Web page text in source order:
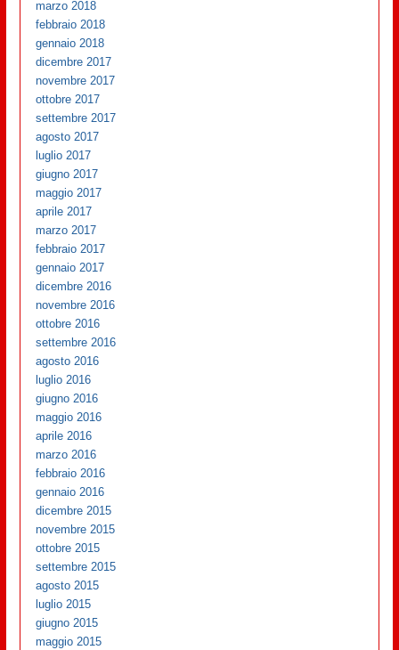
marzo 2018
febbraio 2018
gennaio 2018
dicembre 2017
novembre 2017
ottobre 2017
settembre 2017
agosto 2017
luglio 2017
giugno 2017
maggio 2017
aprile 2017
marzo 2017
febbraio 2017
gennaio 2017
dicembre 2016
novembre 2016
ottobre 2016
settembre 2016
agosto 2016
luglio 2016
giugno 2016
maggio 2016
aprile 2016
marzo 2016
febbraio 2016
gennaio 2016
dicembre 2015
novembre 2015
ottobre 2015
settembre 2015
agosto 2015
luglio 2015
giugno 2015
maggio 2015